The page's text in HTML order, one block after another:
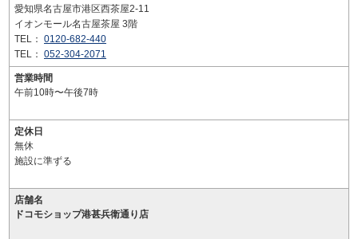
愛知県名古屋市港区西茶屋2-11
イオンモール名古屋茶屋 3階
TEL： 0120-682-440
TEL： 052-304-2071
営業時間
午前10時〜午後7時
定休日
無休
施設に準ずる
店舗名
ドコモショップ港甚兵衛通り店